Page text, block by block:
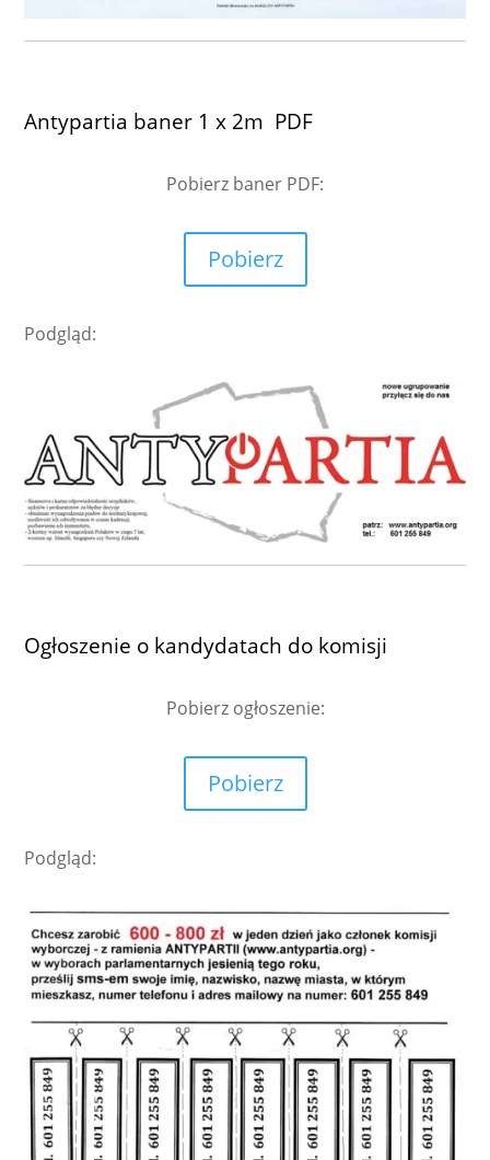
Antypartia baner 1 x 2m PDF
Pobierz baner PDF:
Pobierz
Podgląd:
Ogłoszenie o kandydatach do komisji
Pobierz ogłoszenie:
Pobierz
Podgląd: